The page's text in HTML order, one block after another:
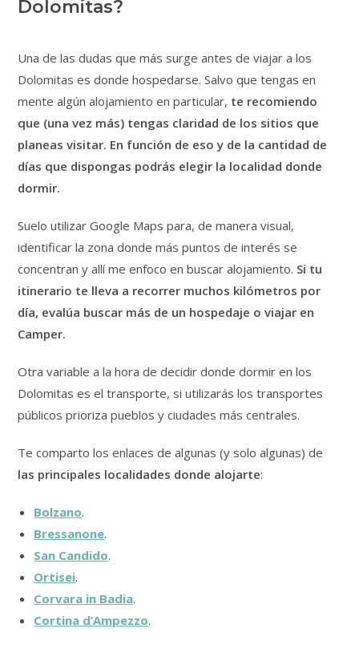
Dolomitas?
Una de las dudas que más surge antes de viajar a los
Dolomitas es donde hospedarse. Salvo que tengas en
mente algún alojamiento en particular, te recomiendo
que (una vez más) tengas claridad de los sitios que
planeas visitar. En función de eso y de la cantidad de
días que dispongas podrás elegir la localidad donde
dormir.
Suelo utilizar Google Maps para, de manera visual,
identificar la zona donde más puntos de interés se
concentran y allí me enfoco en buscar alojamiento. Si tu
itinerario te lleva a recorrer muchos kilómetros por
día, evalúa buscar más de un hospedaje o viajar en
Camper.
Otra variable a la hora de decidir donde dormir en los
Dolomitas es el transporte, si utilizarás los transportes
públicos prioriza pueblos y ciudades más centrales.
Te comparto los enlaces de algunas (y solo algunas) de
las principales localidades donde alojarte:
Bolzano.
Bressanone.
San Candido.
Ortisei.
Corvara in Badia.
Cortina d’Ampezzo.